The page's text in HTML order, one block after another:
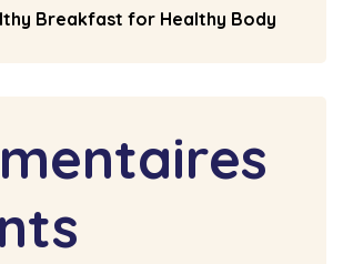
Breakfast for Healthy Body